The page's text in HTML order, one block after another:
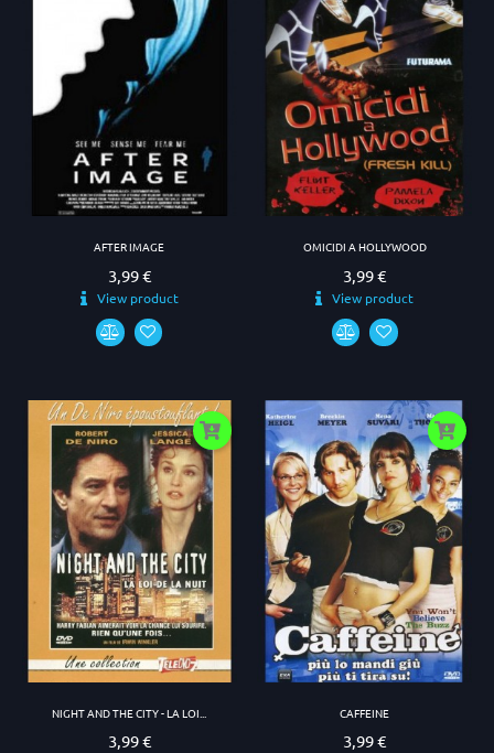
AFTER IMAGE
Prezzo
3,99 €
View product
OMICIDI A HOLLYWOOD
Prezzo
3,99 €
View product
NIGHT AND THE CITY - LA LOI...
Prezzo
3,99 €
CAFFEINE
Prezzo
3,99 €